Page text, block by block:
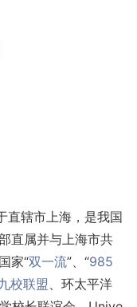
直辖市上海，是我国
直属并与上海市共
家“双一流”、“985
校联盟 、环太平洋